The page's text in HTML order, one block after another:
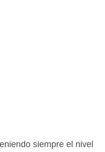
siempre el nivel